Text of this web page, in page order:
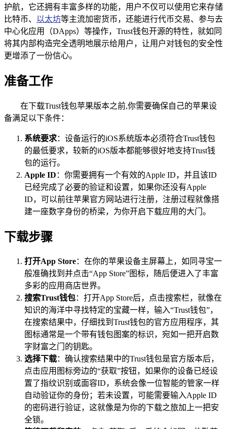
护航，它还拥有丰富多样的功能，用户不仅可以使用它来存储
比特币、 以太坊等主流加密货币，还能进行代币交易、参与去
中心化应用（DApps）等操作，Trust钱包开源的特性，就如同
将其内部构造完全透明地展示给用户，让用户对钱包的安全性
更增添了一份信心。
准备工作
在下载Trust钱包苹果版本之前,你需要确保自己的苹果设
备满足以下条件：
系统要求：设备运行的iOS系统版本必须符合Trust钱包
的最低要求，较新的iOS版本都能够很好地支持Trust钱
包的运行。
Apple ID ：你需要拥有一个有效的Apple ID，并且该ID
已经完成了必要的验证和设置，如果你还没有Apple
ID，可以前往苹果官方网站进行注册，注册过程就像搭
建一座数字身份的桥梁，为你开启下载应用的大门。
下载步骤
打开App Store：在你的苹果设备主屏幕上，如同寻宝一
般准确找到并点击“App Store”图标，随后便进入了丰富
多彩的应用商店世界。
搜索Trust钱包：打开App Store后，点击搜索栏，就像在
知识的海洋中寻找特定的宝藏一样，输入“Trust钱包”，
在搜索结果中，仔细找到Trust钱包的官方应用程序，其
图标通常是一个带有钱包图案的标识，宛如一把开启数
字财富之门的钥匙。
选择下载：确认搜索结果中的Trust钱包是官方版本后，
点击应用图标旁边的“获取”按钮，如果你的设备已经设
置了指纹识别或面容ID，系统会像一位智能的管家一样
自动验证你的身份；若未设置，可能需要输入Apple ID
的密码进行验证，这就像是为你的下载之旅加上一把安
全锁。